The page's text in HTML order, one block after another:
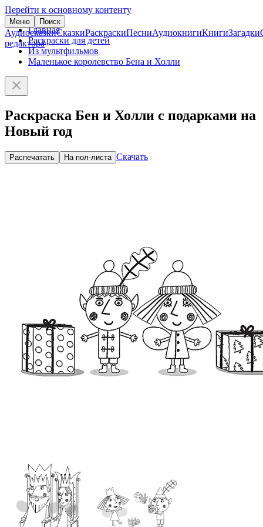
Перейти к основному контенту
Меню Поиск
АудиосказкиСказкиРаскраскиПесниАудиокнигиКнигиЗагадки
редактора
Главная
Раскраски для детей
Из мультфильмов
Маленькое королевство Бена и Холли
Раскраска Бен и Холли с подарками на
Новый год
Распечатать На пол-листа Скачать